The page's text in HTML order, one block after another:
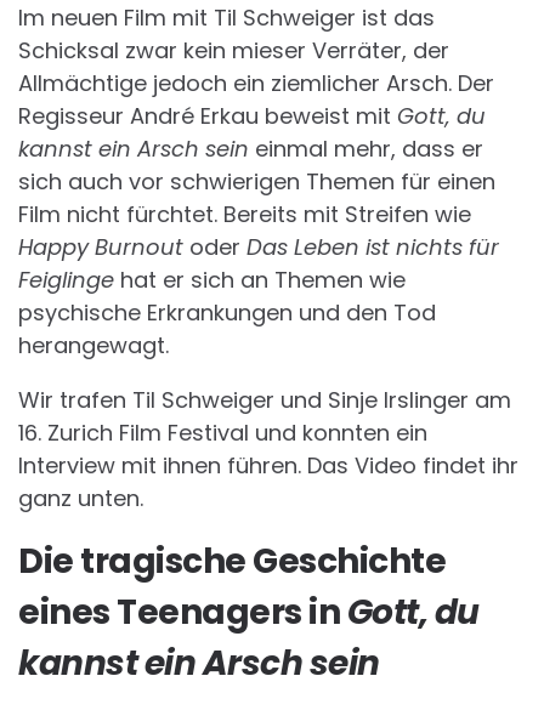
Im neuen Film mit Til Schweiger ist das
Schicksal zwar kein mieser Verräter, der
Allmächtige jedoch ein ziemlicher Arsch. Der
Regisseur André Erkau beweist mit Gott, du
kannst ein Arsch sein einmal mehr, dass er
sich auch vor schwierigen Themen für einen
Film nicht fürchtet. Bereits mit Streifen wie
Happy Burnout oder Das Leben ist nichts für
Feiglinge hat er sich an Themen wie
psychische Erkrankungen und den Tod
herangewagt.
Wir trafen Til Schweiger und Sinje Irslinger am
16. Zurich Film Festival und konnten ein
Interview mit ihnen führen. Das Video findet ihr
ganz unten.
Die tragische Geschichte
eines Teenagers inGott, du
kannst ein Arsch sein